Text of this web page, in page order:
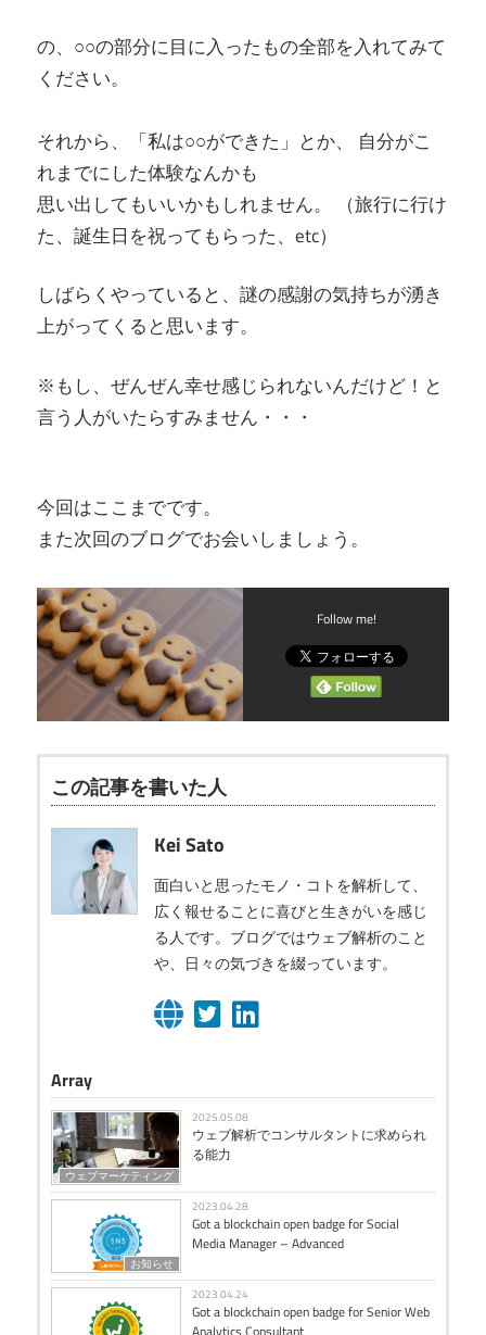
の、○○の部分に目に入ったもの全部を入れてみて
ください。
それから、「私は○○ができた」とか、 自分がこ
れまでにした体験なんかも
思い出してもいいかもしれません。 （旅行に行け
た、誕生日を祝ってもらった、etc）
しばらくやっていると、謎の感謝の気持ちが湧き
上がってくると思います。
※もし、ぜんぜん幸せ感じられないんだけど！と
言う人がいたらすみません・・・
今回はここまでです。
また次回のブログでお会いしましょう。
Follow me!
この記事を書いた人
Kei Sato
面白いと思ったモノ・コトを解析して、
広く報せることに喜びと生きがいを感じ
る人です。ブログではウェブ解析のこと
や、日々の気づきを綴っています。
Array
ウェブマーケティング
2025.05.08
ウェブ解析でコンサルタントに求められ
る能力
お知らせ
2023.04.28
Got a blockchain open badge for Social
Media Manager – Advanced
2023.04.24
Got a blockchain open badge for Senior Web
Analytics Consultant